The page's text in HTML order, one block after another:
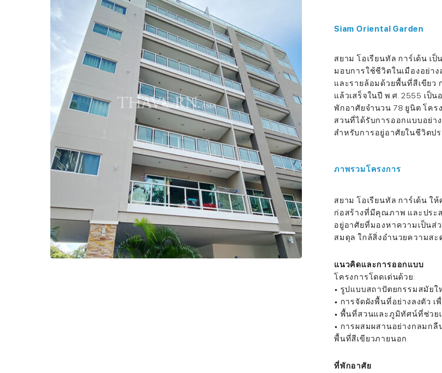
Siam Oriental Garden
สยาม โอเรียนทัล การ์เด้น เ
มอบการใช้ชีวิตในเมืองอย่า
และรายล้อมด้วยพื้นที่สีเขียว
แล้วเสร็จในปี พ.ศ. 2555 เป็
พักอาศัยจำนวน 78 ยูนิต โค
สวนที่ได้รับการออกแบบอย่า
สำหรับการอยู่อาศัยในชีวิตป
ภาพรวมโครงการ
สยาม โอเรียนทัล การ์เด้น
ก่อสร้างที่มีคุณภาพ และประ
อยู่อาศัยที่มองหาความเป็นส่
สมดุล ใกล้สิ่งอำนวยความสะ
แนวคิดและการออกแบบ
โครงการโดดเด่นด้วย:
• รูปแบบสถาปัตยกรรมสมัยใ
• การจัดผังพื้นที่อย่างลงตัว
• พื้นที่สวนและภูมิทัศน์ที่ช่วย
• การผสมผสานอย่างกลมก
พื้นที่สีเขียวภายนอก
ที่พักอาศัย